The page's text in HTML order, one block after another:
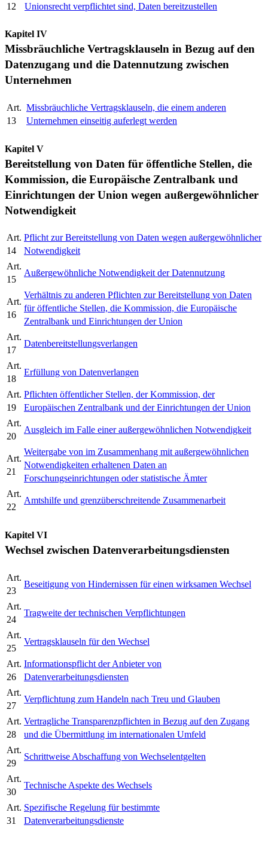
12
Unionsrecht verpflichtet sind, Daten bereitzustellen
Kapitel IV
Missbräuchliche Vertragsklauseln in Bezug auf den
Datenzugang und die Datennutzung zwischen
Unternehmen
Art.
13
Missbräuchliche Vertragsklauseln, die einem anderen
Unternehmen einseitig auferlegt werden
Kapitel V
Bereitstellung von Daten für öffentliche Stellen, die
Kommission, die Europäische Zentralbank und
Einrichtungen der Union wegen außergewöhnlicher
Notwendigkeit
Art.
14
Pflicht zur Bereitstellung von Daten wegen außergewöhnlicher
Notwendigkeit
Art.
15
Außergewöhnliche Notwendigkeit der Datennutzung
Art.
16
Verhältnis zu anderen Pflichten zur Bereitstellung von Daten
für öffentliche Stellen, die Kommission, die Europäische
Zentralbank und Einrichtungen der Union
Art.
17
Datenbereitstellungsverlangen
Art.
18
Erfüllung von Datenverlangen
Art.
19
Pflichten öffentlicher Stellen, der Kommission, der
Europäischen Zentralbank und der Einrichtungen der Union
Art.
20
Ausgleich im Falle einer außergewöhnlichen Notwendigkeit
Art.
21
Weitergabe von im Zusammenhang mit außergewöhnlichen
Notwendigkeiten erhaltenen Daten an
Forschungseinrichtungen oder statistische Ämter
Art.
22
Amtshilfe und grenzüberschreitende Zusammenarbeit
Kapitel VI
Wechsel zwischen Datenverarbeitungsdiensten
Art.
23
Beseitigung von Hindernissen für einen wirksamen Wechsel
Art.
24
Tragweite der technischen Verpflichtungen
Art.
25
Vertragsklauseln für den Wechsel
Art.
26
Informationspflicht der Anbieter von
Datenverarbeitungsdiensten
Art.
27
Verpflichtung zum Handeln nach Treu und Glauben
Art.
28
Vertragliche Transparenzpflichten in Bezug auf den Zugang
und die Übermittlung im internationalen Umfeld
Art.
29
Schrittweise Abschaffung von Wechselentgelten
Art.
30
Technische Aspekte des Wechsels
Art.
31
Spezifische Regelung für bestimmte
Datenverarbeitungsdienste